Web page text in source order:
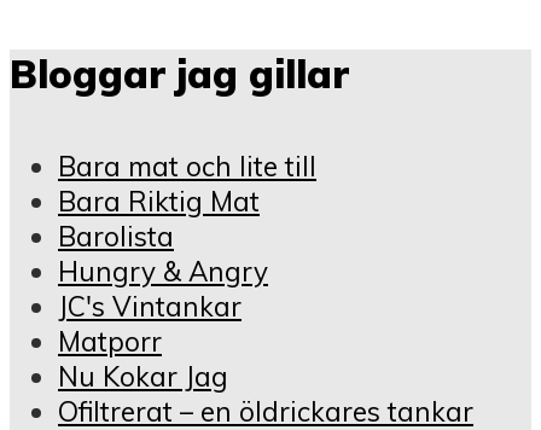
Bloggar jag gillar
Bara mat och lite till
Bara Riktig Mat
Barolista
Hungry & Angry
JC's Vintankar
Matporr
Nu Kokar Jag
Ofiltrerat – en öldrickares tankar